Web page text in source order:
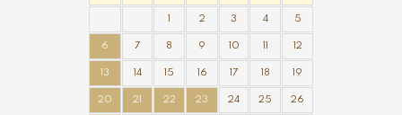
1 2 3 4 5
6 7 8 9 10 11 12
13 14 15 16 17 18 19
20 21 22 23 24 25 26